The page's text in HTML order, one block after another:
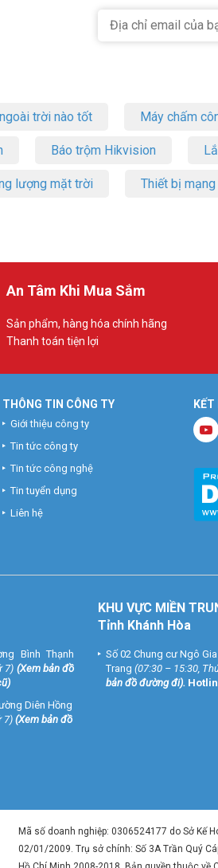
trời nào tốt Máy chấm
Báo trộm Hikvision
lượng mặt trời Thiết bị
An Tâm Khi Mua Sắm
Sản phẩm, hàng hóa chính hãng
Thanh toán tiện lợi
KẾT
THÔNG TIN CÔNG TY
Giới thiệu công ty
Tin tức công ty
Tin tức công nghệ
Tin tuyển dụng
Liên hệ
Bình Thạnh
7) (Xem bản đồ
Diên Hồng
7)(Xem bản đồ
KHU VỰC MIỀN
Tỉnh Khánh Hòa
Số 02 Chung cư Ngô
Trang (07:30 – 15:30,
bản đồ đường đi).
Mã số doanh nghiệp: 0306524177 do Sở Kế
02/01/2009. Trụ sở chính: Số 3A Trần Quý